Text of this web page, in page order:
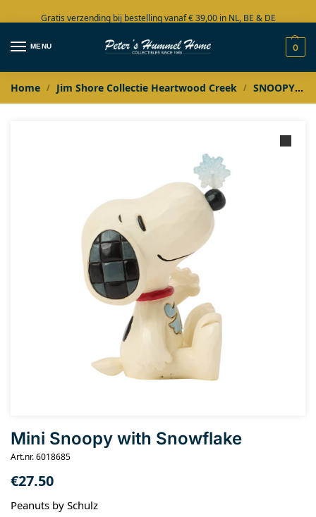
Gratis verzending bij bestelling vanaf € 39,00 in NL, BE & DE
Grote collectie in voorraad
MENU 0
Home / Jim Shore Collectie Heartwood Creek / SNOOPY
Mini Snoopy with Snowflake
Art.nr. 6018685
€27.50
Peanuts by Schulz